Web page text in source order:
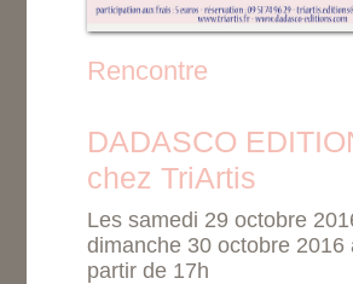
Rencontre
DADASCO
chez TriArtis
Les samedi 29 octobre
dimanche 30 octobre 2016
partir de 17h